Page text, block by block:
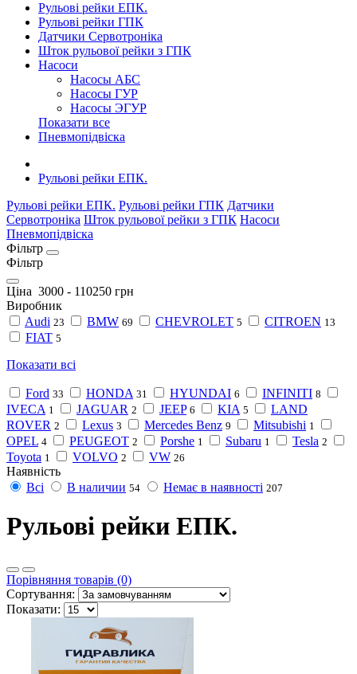
Рульові рейки ЕПК.
Рульові рейки ГПК
Датчики Сервотроніка
Шток рульової рейки з ГПК
Насоси
Насосы АБС
Насосы ГУР
Насосы ЭГУР
Показати все
Пневмопідвіска
Рульові рейки ЕПК.
Рульові рейки ЕПК. Рульові рейки ГПК Датчики
Сервотроніка Шток рульової рейки з ГПК Насоси
Пневмопідвіска
Фільтр
Фільтр
Ціна 3000 - 110250 грн
Виробник
Audi 23 BMW 69 CHEVROLET 5 CITROEN 13
FIAT 5
Показати всі
Ford 33 HONDA 31 HYUNDAI 6 INFINITI 8
IVECA 1 JAGUAR 2 JEEP 6 KIA 5
LAND
ROVER 2 Lexus 3 Mercedes Benz 9 Mitsubishi 1
OPEL 4 PEUGEOT 2 Porshe 1 Subaru 1 Tesla 2
Toyota 1 VOLVO 2 VW 26
Наявність
Всі
В наличии 54 Немає в наявності 207
Рульові рейки ЕПК.
Порівняння товарів (0)
Сортування:
Показати: